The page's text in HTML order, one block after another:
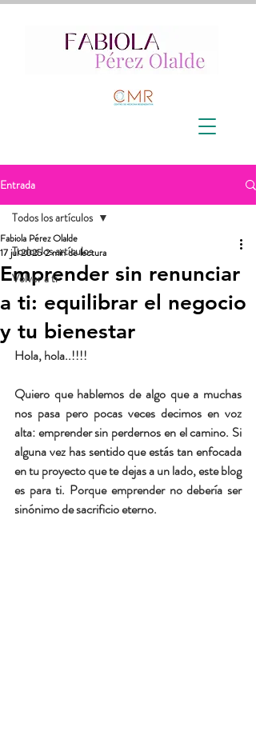
Entrada
Todos los artículos
Volver a ti
Todos los artículos
Emprender sin renunciar
a ti: equilibrar el negocio
y tu bienestar
Fabiola Pérez Olalde
17 jul 20252 min de lectura
Hola, hola..!!!!
Quiero que hablemos de algo que a muchas
nos pasa pero pocas veces decimos en voz
alta: emprender sin perdernos en el camino. Si
alguna vez has sentido que estás tan enfocada
en tu proyecto que te dejas a un lado, este blog
es para ti. Porque emprender no debería ser
sinónimo de sacrificio eterno.